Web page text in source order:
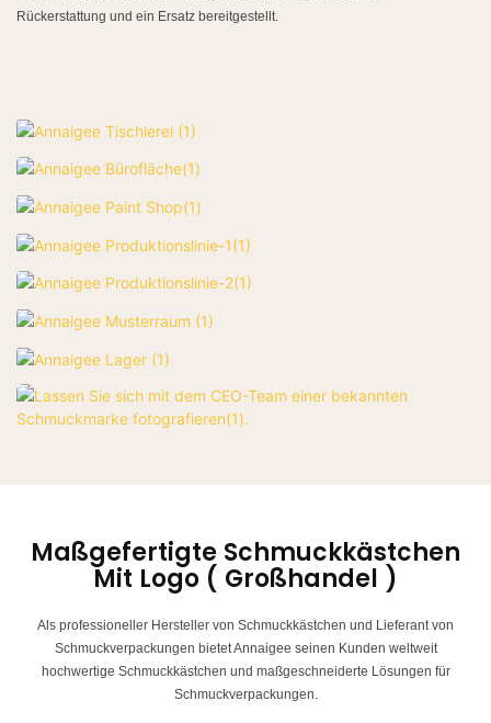
Rückerstattung und ein Ersatz bereitgestellt.
Maßgefertigte Schmuckkästchen
Mit Logo ( Großhandel )
Als professioneller Hersteller von Schmuckkästchen und Lieferant von
Schmuckverpackungen bietet Annaigee seinen Kunden weltweit
hochwertige Schmuckkästchen und maßgeschneiderte Lösungen für
Schmuckverpackungen.